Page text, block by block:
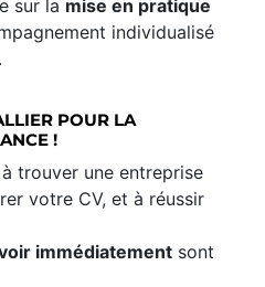
sur la mise en pratique
individualisé
POUR LA
!
trouver une entreprise
votre CV, et à réussir
immédiatement sont